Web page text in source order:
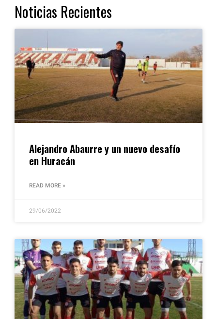
Noticias Recientes
Alejandro Abaurre y un nuevo desafío
en Huracán
READ MORE »
29/06/2022